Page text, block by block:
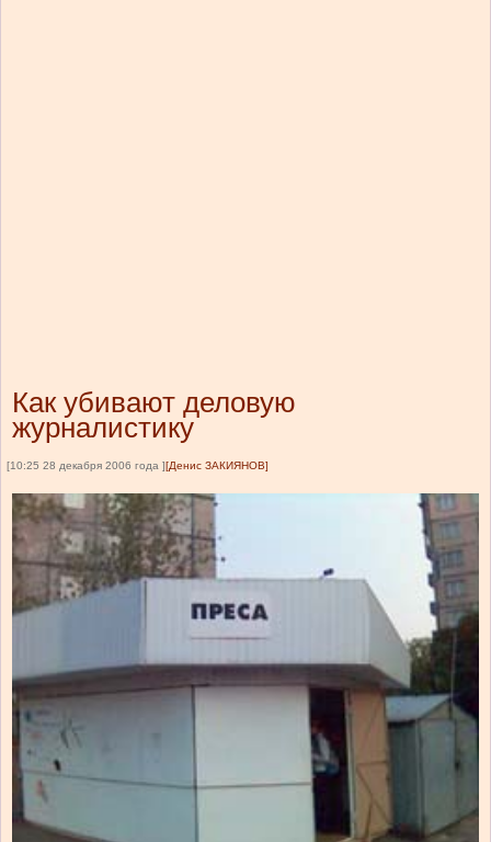
Как убивают деловую
журналистику
[10:25 28 декабря 2006 года ] [Денис ЗАКИЯНОВ]